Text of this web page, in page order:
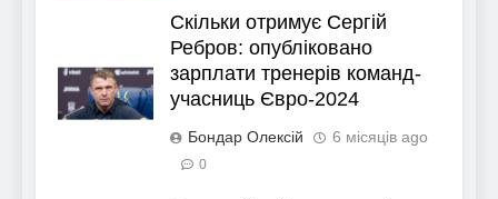
Скільки отримує Сергій
Ребров: опубліковано
зарплати тренерів команд-
учасниць Євро-2024
Бондар Олексій 6 місяців ago
0